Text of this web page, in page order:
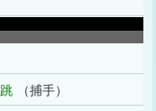
（捕手）